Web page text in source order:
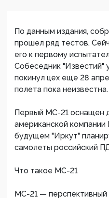
По данным издания,
прошел ряд тестов.
его к первому
Собеседник "Известий"
покинул цех еще 28
полета пока неизвестна.
Первый МС-21 оснащен
американской компании
будущем "Иркут"
самолеты российский
Что такое МС-21
МС-21 — перспективный